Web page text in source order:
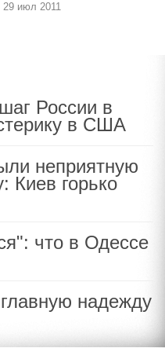
29 июл 2011
России в
в США
неприятную
Киев горько
что в Одессе
надежду